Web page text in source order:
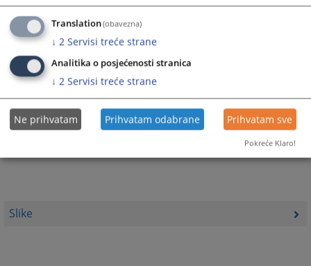
Slike
get
the
keyboard
shortcuts
for
dates.
keyboard
shortcuts
for
dates.
Translation(obavezna)
↓ 2 Servisi treće strane
Analitika o posjećenosti stranica
↓ 2 Servisi treće strane
Ne prihvatam Prihvatam odabrane Prihvatam sve
Pokreće Klaro!